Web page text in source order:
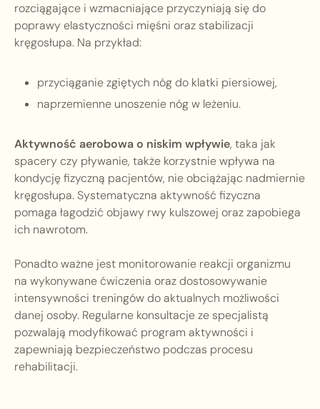
rozciągające i wzmacniające przyczyniają się do
poprawy elastyczności mięśni oraz stabilizacji
kręgosłupa. Na przykład:
przyciąganie zgiętych nóg do klatki piersiowej,
naprzemienne unoszenie nóg w leżeniu.
Aktywność aerobowa o niskim wpływie, taka jak
spacery czy pływanie, także korzystnie wpływa na
kondycję fizyczną pacjentów, nie obciążając nadmiernie
kręgosłupa. Systematyczna aktywność fizyczna
pomaga łagodzić objawy rwy kulszowej oraz zapobiega
ich nawrotom.
Ponadto ważne jest monitorowanie reakcji organizmu
na wykonywane ćwiczenia oraz dostosowywanie
intensywności treningów do aktualnych możliwości
danej osoby. Regularne konsultacje ze specjalistą
pozwalają modyfikować program aktywności i
zapewniają bezpieczeństwo podczas procesu
rehabilitacji.